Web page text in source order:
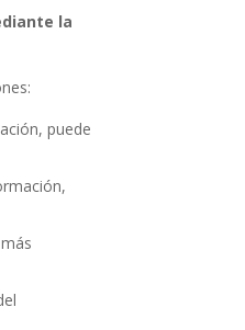
la
puede